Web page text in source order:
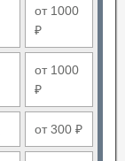
от 1000
₽
от 1000
₽
от 300 ₽